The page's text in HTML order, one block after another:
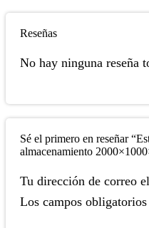
Reseñas
No hay ninguna reseña
Sé el primero en reseñar
almacenamiento
Tu dirección de correo
Los campos obligatorios